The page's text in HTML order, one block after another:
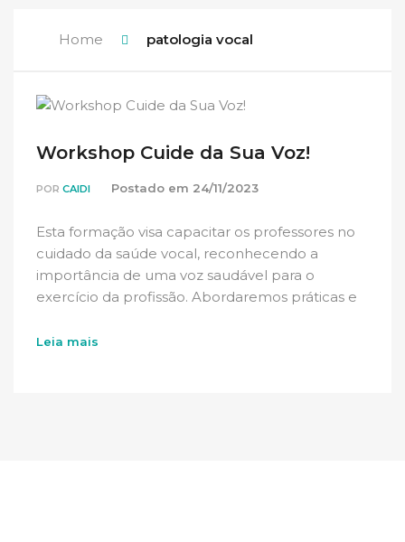
Home patologia vocal
Workshop Cuide da Sua Voz!
POR CAIDI Postado em 24/11/2023
Esta formação visa capacitar os professores no
cuidado da saúde vocal, reconhecendo a
importância de uma voz saudável para o
exercício da profissão. Abordaremos práticas e
relacionados à voz falada.
Leia mais